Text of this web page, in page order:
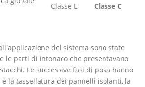
Classe E Classe C
del sistema sono state
le parti di intonaco che presentavano
Le successive fasi di posa hanno
la tassellatura dei pannelli isolanti, la